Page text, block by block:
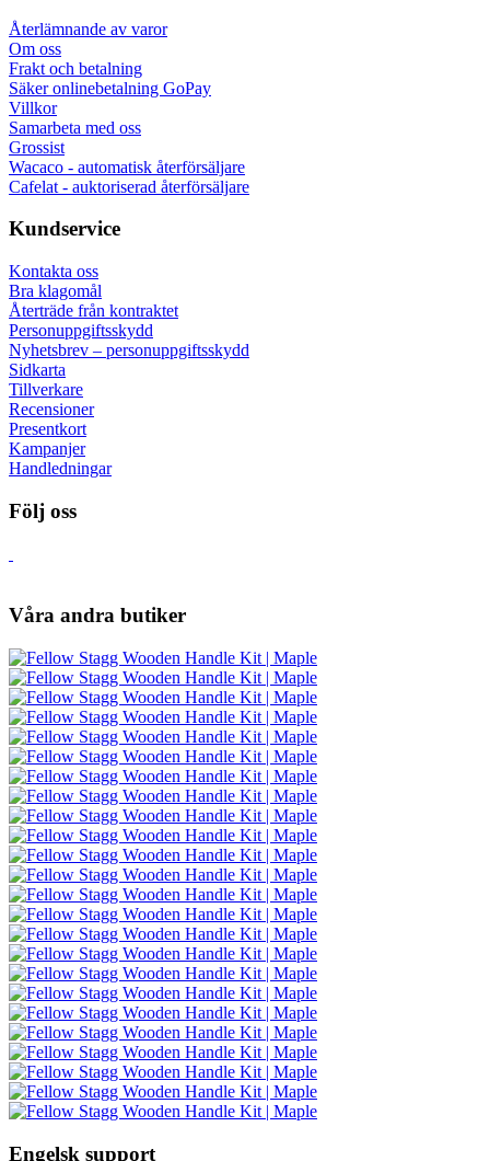
Återlämnande av varor
Om oss
Frakt och betalning
Säker onlinebetalning GoPay
Villkor
Samarbeta med oss
Grossist
Wacaco - automatisk återförsäljare
Cafelat - auktoriserad återförsäljare
Kundservice
Kontakta oss
Bra klagomål
Återträde från kontraktet
Personuppgiftsskydd
Nyhetsbrev – personuppgiftsskydd
Sidkarta
Tillverkare
Recensioner
Presentkort
Kampanjer
Handledningar
Följ oss
Våra andra butiker
Engelsk support